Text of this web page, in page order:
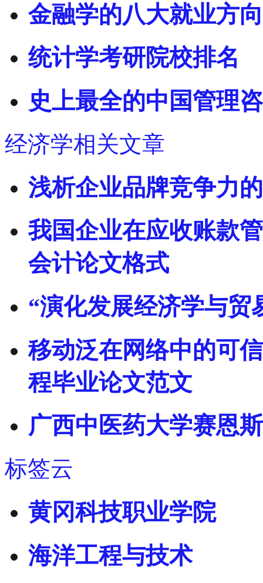
金融学的八大就业方
统计学考研院校排名
史上最全的中国管理
经济学相关文章
浅析企业品牌竞争力
我国企业在应收账款
会计论文格式
“演化发展经济学与贸
移动泛在网络中的可
程毕业论文范文
广西中医药大学赛恩
标签云
黄冈科技职业学院
海洋工程与技术